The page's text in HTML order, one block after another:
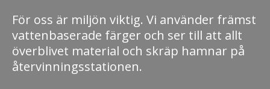
För oss är miljön viktig. Vi använder främst
vattenbaserade färger och ser till att allt
överblivet material och skräp hamnar på
återvinningsstationen.